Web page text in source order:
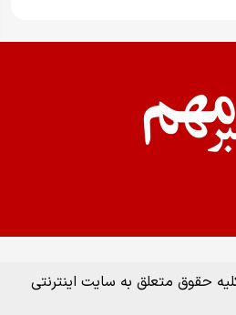
حقوق متعلق به سایت اینترنتی